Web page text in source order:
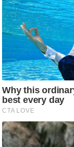
इ
फ
स्टा
ल
टे
क्नॉ
लॉ
जी
ब्यू
टी